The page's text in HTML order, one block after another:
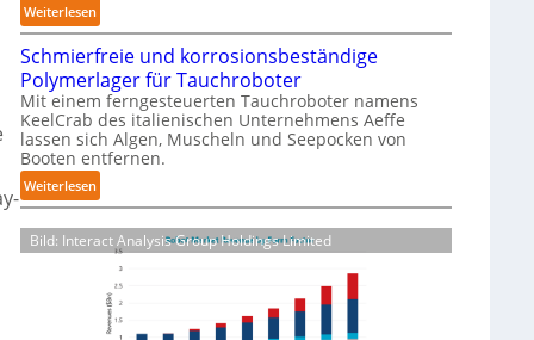
a
d
u
n
g
f
ü
r
K
r
l
e
F
i
n
g
e
r
g
r
e
Weiterlesen:
E
l
e
k
t
r
o
z
y
l
Schmierfreie und korrosionsbeständige
Polymerlager für Tauchroboter
Mit einem ferngesteuerten Tauchroboter namens
KeelCrab des italienischen Unternehmens Aeffe
lassen sich Algen, Muscheln und Seepocken von
Booten entfernen.
Weiterlesen:
S
c
h
Bild: Interact Analysis Group Holdings Limited